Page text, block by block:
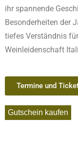
ihr spannende
Besonderheiten der
tiefes Verständnis
Weinleidenschaft
Termine und
Gutschein kaufen